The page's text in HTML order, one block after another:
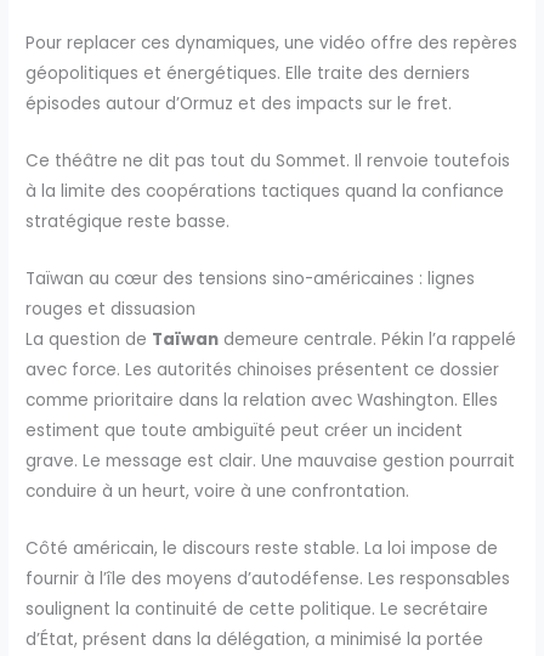
Pour replacer ces dynamiques, une vidéo offre des repères
géopolitiques et énergétiques. Elle traite des derniers
épisodes autour d’Ormuz et des impacts sur le fret.
Ce théâtre ne dit pas tout du Sommet. Il renvoie toutefois
à la limite des coopérations tactiques quand la confiance
stratégique reste basse.
Taïwan au cœur des tensions sino-américaines : lignes
rouges et dissuasion
La question de Taïwan demeure centrale. Pékin l’a rappelé
avec force. Les autorités chinoises présentent ce dossier
comme prioritaire dans la relation avec Washington. Elles
estiment que toute ambiguïté peut créer un incident
grave. Le message est clair. Une mauvaise gestion pourrait
conduire à un heurt, voire à une confrontation.
Côté américain, le discours reste stable. La loi impose de
fournir à l’île des moyens d’autodéfense. Les responsables
soulignent la continuité de cette politique. Le secrétaire
d’État, présent dans la délégation, a minimisé la portée